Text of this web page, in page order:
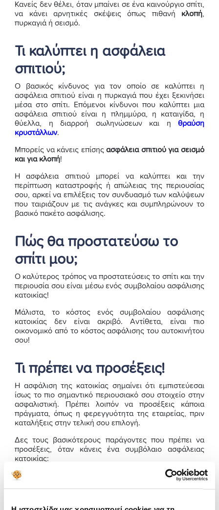
Κανείς δεν θέλει, όταν μπαίνει σε ένα καινούργιο σπίτι,
να κάνει αρνητικές σκέψεις όπως πιθανή κλοπή,
πυρκαγιά ή σεισμό.
Τι καλύπτει η ασφάλεια
σπιτιού;
Ο βασικός κίνδυνος για τον οποίο σε καλύπτει η
ασφάλεια σπιτιού είναι η πυρκαγιά που έχει ξεκινήσει
μέσα στο σπίτι. Επόμενοι κίνδυνοι που καλύπτει μια
ασφάλεια σπιτιού είναι η πλημμύρα, η καταιγίδα, η
θύελλα, η διαρροή σωληνώσεων και η θραύση
κρυστάλλων.
Μπορείς να κάνεις επίσηςασφάλεια σπιτιού για σεισμό
και για κλοπή!
Η ασφάλεια σπιτιού μπορεί να καλύπτει και την
περίπτωση καταστροφής ή απώλειας της περιουσίας
σου, αρκεί να επιλέξεις τον συνδυασμό των καλύψεων
που ταιριάζουν με τις ανάγκες και συμπληρώνουν το
βασικό πακέτο ασφάλισης.
Πώς θα προστατεύσω το
σπίτι μου;
Ο καλύτερος τρόπος να προστατεύσεις το σπίτι και την
περιουσία σου είναι μέσω ενός συμβολαίου ασφάλισης
κατοικίας!
Μάλιστα, το κόστος ενός συμβολαίου ασφάλισης
κατοικίας δεν είναι ακριβό. Αντίθετα, είναι πιο
οικονομικό από το κόστος ασφάλισης του αυτοκινήτου
σου!
Τι πρέπει να προσέξεις!
Η ασφάλιση της κατοικίας σημαίνει ότι εμπιστεύεσαι
ίσως το πιο σημαντικό περιουσιακό σου στοιχείο στην
ασφαλιστική. Πρέπει λοιπόν να προσέξεις κάποια
πράγματα, όπως η φερεγγυότητα της εταιρείας, πριν
καταλήξεις στην τελική σου επιλογή.
Δες τους βασικότερους παράγοντες που πρέπει να
προσέξεις, όταν κάνεις ένα συμβόλαιο ασφάλειας
κατοικίας:
#1 Σωστή εκτίμηση της αξίας κατασκευής